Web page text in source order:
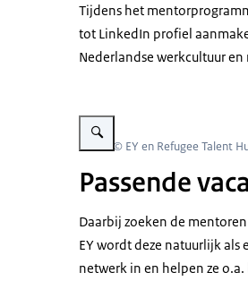
Tijdens het
tot LinkedIn profiel
Nederlandse werkcultuur
Vergroot afbeelding Groep
Beeld: © EY en Refugee Talent
Passende
Daarbij zoeken de
EY wordt deze natuurlijk als
netwerk in en helpen ze